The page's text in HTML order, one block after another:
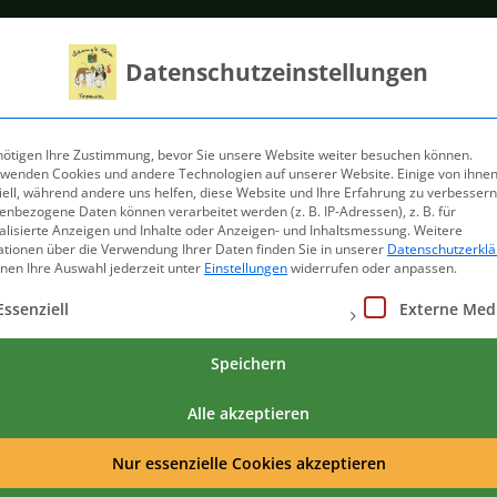
HUNDEAUSBILDUNG TIERPSYCHOLOGIE &
Datenschutzeinstellungen
Ihre Zustimmung, bevor Sie unsere Website weiter besuchen können.
Cookies und andere Technologien auf unserer Website. Einige von
während andere uns helfen, diese Website und Ihre Erfahrung zu
Daten können verarbeitet werden (z. B. IP-Adressen), z. B. für
Anzeigen und Inhalte oder Anzeigen- und Inhaltsmessung.Weitere
über die Verwendung Ihrer Daten finden Sie in unserer
Ihre Auswahl jederzeit unter Einstellungenwiderrufen oder anpassen.
eine Liste der Service-Gruppen, für die eine Einwilligung
Externe
Speichern
Alle akzeptieren
Nur essenzielle Cookies akzeptieren